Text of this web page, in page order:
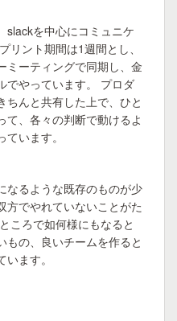
slackを中心にコミュニケ
リント期間は1週間とし、
ミーティングで同期し、金
でやっています。 プロダ
ちんと共有した上で、ひと
て、各々の判断で動けるよ
います。
なるような既存のものが少
方でやれていないことがた
ころで如何様にもなると
もの、良いチームを作ると
ます。